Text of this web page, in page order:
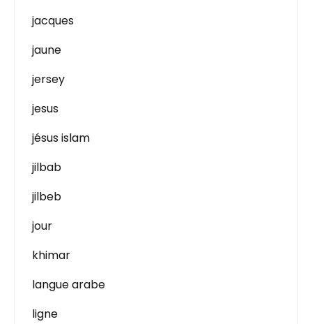
jacques
jaune
jersey
jesus
jésus islam
jilbab
jilbeb
jour
khimar
langue arabe
ligne